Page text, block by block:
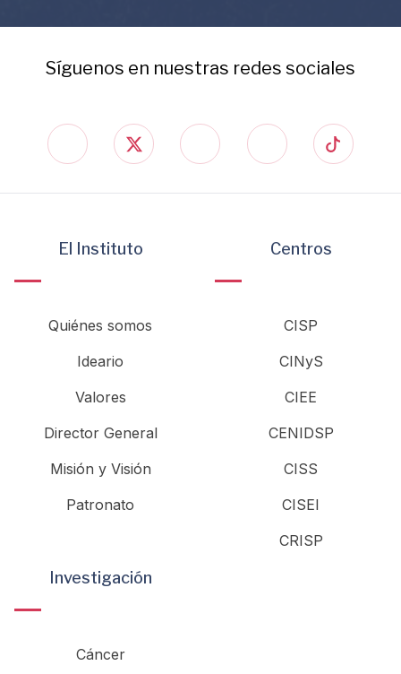
Síguenos en nuestras redes sociales
El Instituto
Quiénes somos
Ideario
Valores
Director General
Misión y Visión
Patronato
Centros
CISP
CINyS
CIEE
CENIDSP
CISS
CISEI
CRISP
Investigación
Cáncer